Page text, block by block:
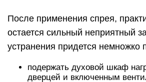
После применения спрея,
остается сильный неприятный
устранения придется немножко
подержать духовой шкаф
дверцей и включенным